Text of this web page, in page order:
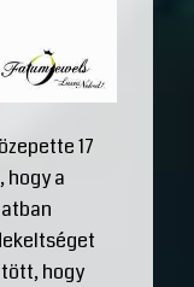
17
hogy a
hogy